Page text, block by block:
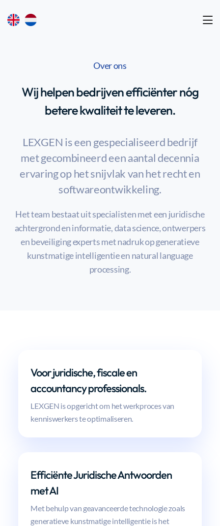
Over ons
Wij helpen bedrijven efficiënter nóg
betere kwaliteit te leveren.
LEXGEN is een gespecialiseerd bedrijf
met gecombineerd een aantal decennia
ervaring op het snijvlak van het recht en
softwareontwikkeling.
Het team bestaat uit specialisten met een juridische
achtergrond en informatie, data science, ontwerpers
en beveiliging experts met nadruk op generatieve
kunstmatige intelligentie en natural language
processing.
Voor juridische, fiscale en
accountancy professionals.
LEXGEN is opgericht om het werkproces van
kenniswerkers te optimaliseren.
Efficiënte Juridische Antwoorden
met AI
Met behulp van geavanceerde technologie zoals
generatieve kunstmatige intelligentie is het